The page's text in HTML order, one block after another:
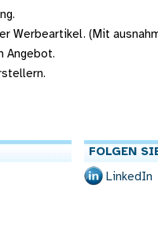
Werbeartikel. (Mit
Angebot.
FOLGEN
LinkedIn